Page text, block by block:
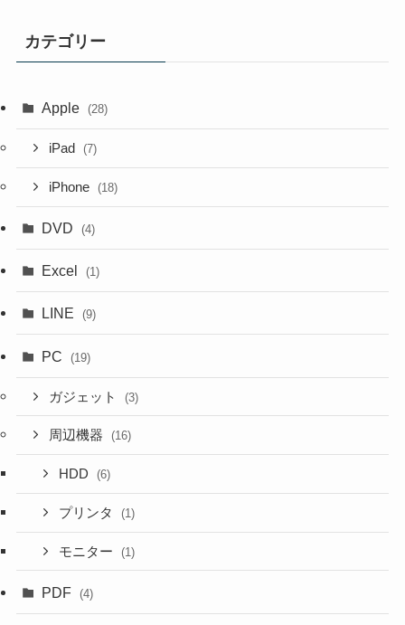
カテゴリー
Apple (28)
iPad (7)
iPhone (18)
DVD (4)
Excel (1)
LINE (9)
PC (19)
ガジェット (3)
周辺機器 (16)
HDD (6)
プリンタ (1)
モニター (1)
PDF (4)